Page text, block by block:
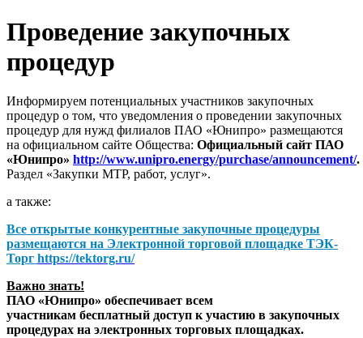
Проведение закупочных
процедур
Информируем потенциальных участников закупочных
процедур о том, что уведомления о проведении закупочных
процедур для нужд филиалов ПАО «Юнипро» размещаются
на официальном сайте Общества: Официальный сайт ПАО
«Юнипро» http://www.unipro.energy/purchase/announcement/.
Раздел «Закупки МТР, работ, услуг».
а также:
Все открытые конкурентные закупочные процедуры
размещаются на Электронной торговой площадке ТЭК-
Торг https://tektorg.ru/
Важно знать!
ПАО «Юнипро» обеспечивает всем
участникам бесплатный доступ к участию в закупочных
процедурах на электронных торговых площадках.